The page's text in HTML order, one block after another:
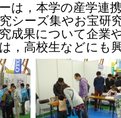
は，本学の産学連
シーズ集やお宝研
成果について企業
，高校生などにも